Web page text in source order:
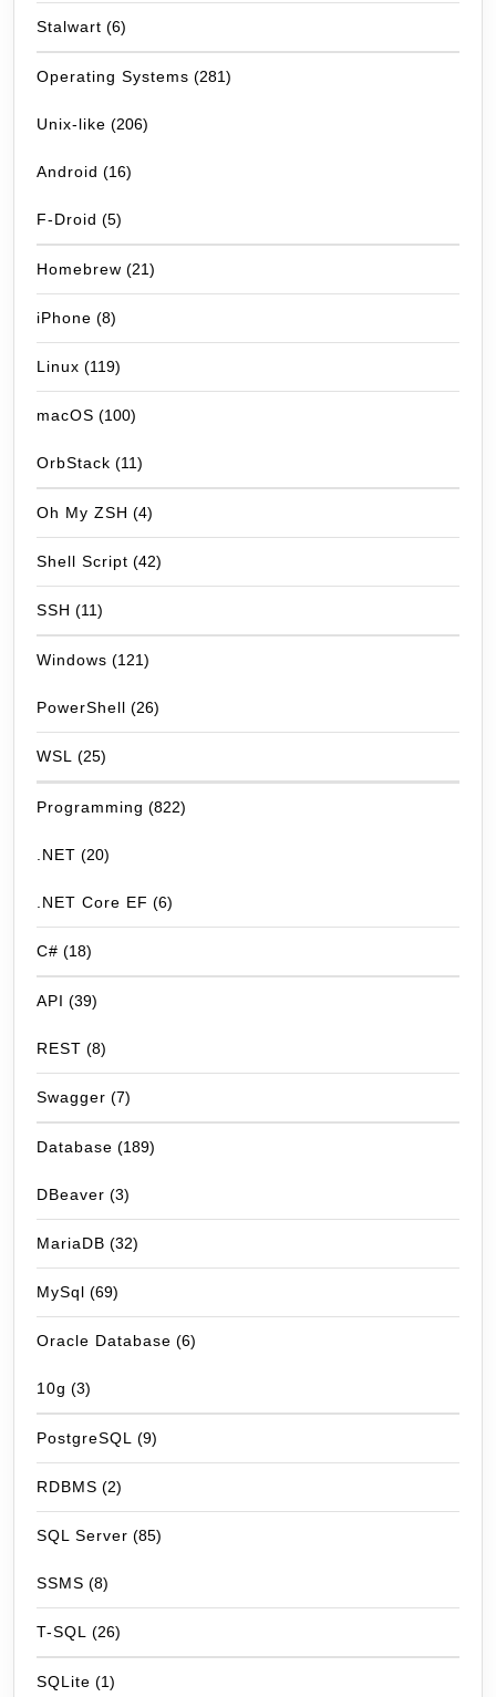
Stalwart (6)
Operating Systems (281)
Unix-like (206)
Android (16)
F-Droid (5)
Homebrew (21)
iPhone (8)
Linux (119)
macOS (100)
OrbStack (11)
Oh My ZSH (4)
Shell Script (42)
SSH (11)
Windows (121)
PowerShell (26)
WSL (25)
Programming (822)
.NET (20)
.NET Core EF (6)
C# (18)
API (39)
REST (8)
Swagger (7)
Database (189)
DBeaver (3)
MariaDB (32)
MySql (69)
Oracle Database (6)
10g (3)
PostgreSQL (9)
RDBMS (2)
SQL Server (85)
SSMS (8)
T-SQL (26)
SQLite (1)